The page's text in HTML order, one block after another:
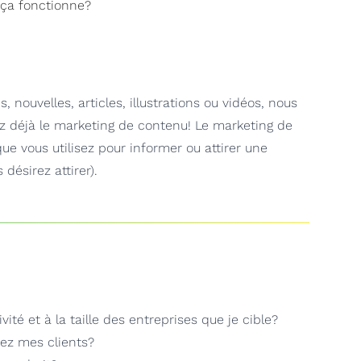
fonctionne?
nouvelles, articles, illustrations ou vidéos, nous
déjà le marketing de contenu! Le marketing de
vous utilisez pour informer ou attirer une
désirez attirer).
et à la taille des entreprises que je cible?
mes clients?